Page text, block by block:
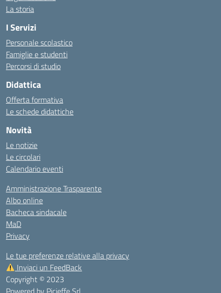
La storia
I Servizi
Personale scolastico
Famiglie e studenti
Percorsi di studio
Didattica
Offerta formativa
Le schede didattiche
Novità
Le notizie
Le circolari
Calendario eventi
Amministrazione Trasparente
Albo online
Bacheca sindacale
MaD
Privacy
Le tue preferenze relative alla privacy
Inviaci un FeedBack
Copyright © 2023